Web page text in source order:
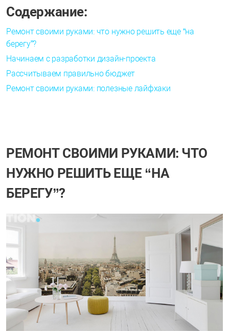
Содержание:
Ремонт своими руками: что нужно решить еще “на
берегу”?
Начинаем с разработки дизайн-проекта
Рассчитываем правильно бюджет
Ремонт своими руками: полезные лайфхаки
РЕМОНТ СВОИМИ РУКАМИ: ЧТО
НУЖНО РЕШИТЬ ЕЩЕ “НА
БЕРЕГУ”?